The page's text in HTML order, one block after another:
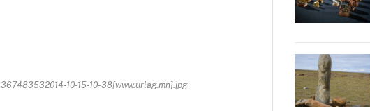
10-15-10-38[www.urlag.mn].jpg